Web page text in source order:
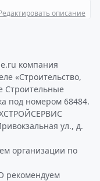
описание
компания
«Строительство,
Строительные
под номером 68484.
ул., д.
организации по
рекомендуем